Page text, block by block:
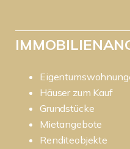
Häuser zum Kauf
Grundstücke
Mietangebote
Renditeobjekte